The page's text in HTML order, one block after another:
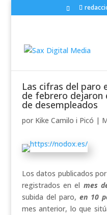
Las cifras del paro
de febrero dejaron
de desempleados
por Kike Camilo i Picó |
Los datos publicados
registrados en el mes
subida del paro, en 10
mes anterior, lo que